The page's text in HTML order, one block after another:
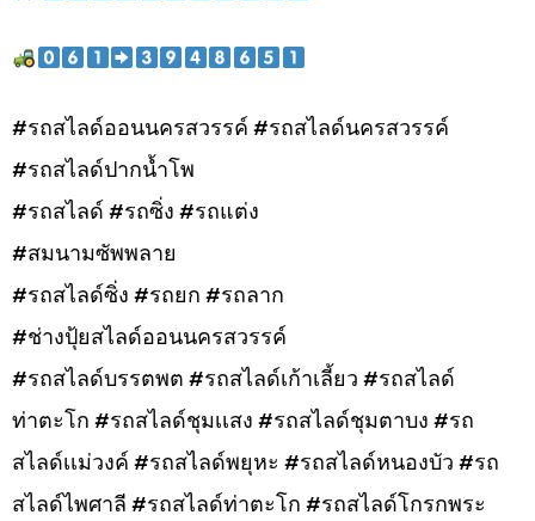
#รถสไลด์ออนนครสวรรค์ #รถสไลด์นครสวรรค์
#รถสไลด์ปากน้ำโพ
#รถสไลด์ #รถซิ่ง #รถแต่ง
#สมนามซัพพลาย
#รถสไลด์ซิ่ง #รถยก #รถลาก
#ช่างปุ้ยสไลด์ออนนครสวรรค์
#รถสไลด์บรรตพต #รถสไลด์เก้าเลี้ยว #รถสไลด์
ท่าตะโก #รถสไลด์ชุมเเสง #รถสไลด์ชุมตาบง #รถ
สไลด์เเม่วงค์ #รถสไลด์พยุหะ #รถสไลด์หนองบัว #รถ
สไลด์ไพศาลี #รถสไลด์ท่าตะโก #รถสไลด์โกรกพระ